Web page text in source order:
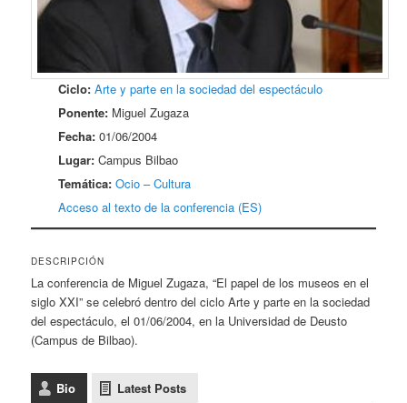
Ciclo: Arte y parte en la sociedad del espectáculo
Ponente: Miguel Zugaza
Fecha: 01/06/2004
Lugar: Campus Bilbao
Temática: Ocio – Cultura
Acceso al texto de la conferencia (ES)
DESCRIPCIÓN
La conferencia de Miguel Zugaza, “El papel de los museos en el
siglo XXI” se celebró dentro del ciclo Arte y parte en la sociedad
del espectáculo, el 01/06/2004, en la Universidad de Deusto
(Campus de Bilbao).
Bio Latest Posts